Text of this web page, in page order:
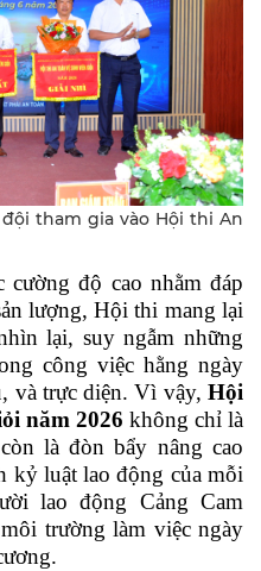
tham gia vào Hội thi An
cường độ cao nhằm đáp
lượng, Hội thi mang lại
lại, suy ngẫm những
công việc hằng ngày
và trực diện. Vì vậy,Hội
năm 2026 không chỉ là
là đòn bẩy nâng cao
kỷ luật lao động của mỗi
lao động Cảng Cam
trường làm việc ngày